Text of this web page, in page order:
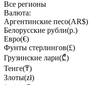
Все регионы
Валюта:
Аргентинские песо(AR$)
Белорусские рубли(р.)
Евро(€)
Фунты стерлингов(£)
Грузинские лари(₾)
Тенге(₸)
Злоты(zł)